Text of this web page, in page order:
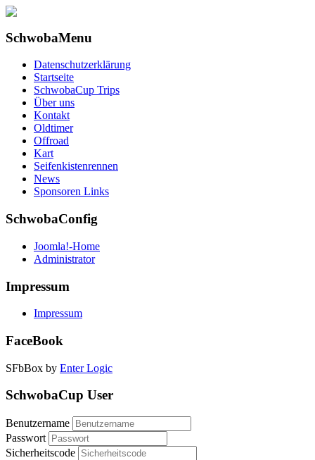
SchwobaMenu
Datenschutzerklärung
Startseite
SchwobaCup Trips
Über uns
Kontakt
Oldtimer
Offroad
Kart
Seifenkistenrennen
News
Sponsoren Links
SchwobaConfig
Joomla!-Home
Administrator
Impressum
Impressum
FaceBook
SFbBox by Enter Logic
SchwobaCup User
Benutzername
Passwort
Sicherheitscode